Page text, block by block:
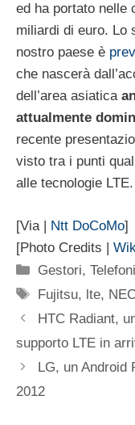
ed ha portato nelle
miliardi di euro. Lo
nostro paese è
che nascerà
dell’area asiatica
attualmente
recente
visto tra i punti
alle tecnologie LTE.
[Via | Ntt DoCoMo]
[Photo Credits |
Categorie
Gestori,
Tag
Fujitsu, lte,
HTC Radiant,
supporto LTE in
LG, un Android
2012